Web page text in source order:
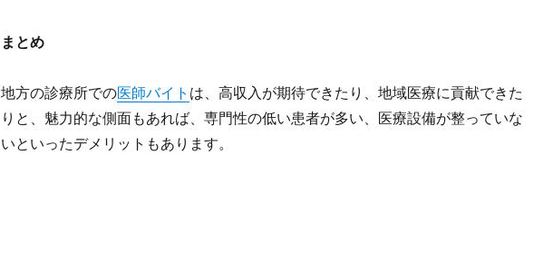
まとめ
地方の診療所での医師バイト は、高収入が期待できたり、地域医療に貢献できた
りと、魅力的な側面もあれば、専門性の低い患者が多い、医療設備が整っていな
いといったデメリットもあります。